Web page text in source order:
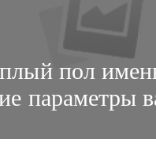
пол
параметры